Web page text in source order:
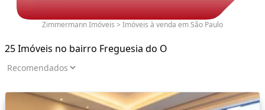
Zimmermann Imóveis > Imóveis à venda em São Paulo
25 Imóveis no bairro Freguesia do O